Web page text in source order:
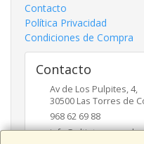
Contacto
Política Privacidad
Condiciones de Compra
Contacto
Av de Los Pulpites, 4,
30500 Las Torres de
968 62 69 88